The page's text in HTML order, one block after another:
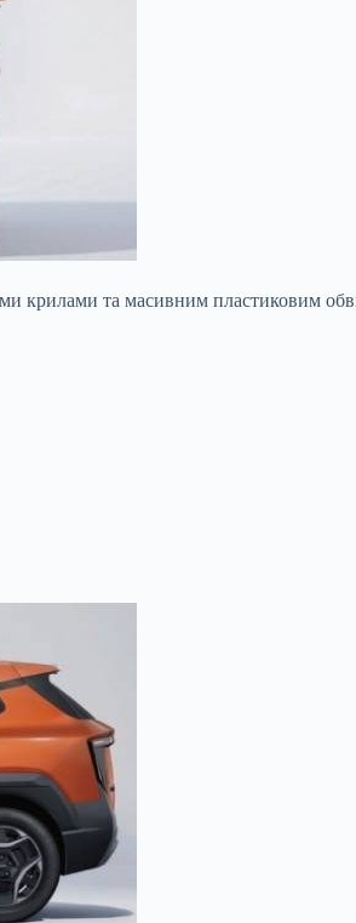
крилами та масивним пластиковим